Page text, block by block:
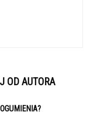
OD AUTORA